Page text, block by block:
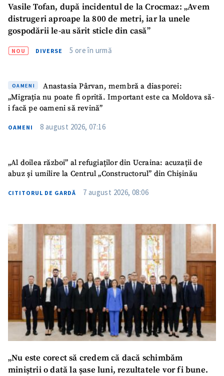
SUSȚINE
Vasile Tofan, după incidentul de la Crocmaz: „Avem
distrugeri aproape la 800 de metri, iar la unele
gospodării le-au sărit sticle din casă”
NOU DIVERSE 5 ore în urmă
OAMENI
Anastasia Pârvan, membră a diasporei:
„Migrația nu poate fi oprită. Important este ca Moldova să-
i facă pe oameni să revină”
OAMENI 8 august 2026, 07:16
„Al doilea război” al refugiaților din Ucraina: acuzații de
abuz și umilire la Centrul „Constructorul” din Chișinău
CITITORUL DE GARDĂ 7 august 2026, 08:06
„Nu este corect să credem că dacă schimbăm
miniștrii o dată la șase luni, rezultatele vor fi bune.
Sursă anonimă
Nume+ Numele meu
+ Telefon personal
acord cupolitica de